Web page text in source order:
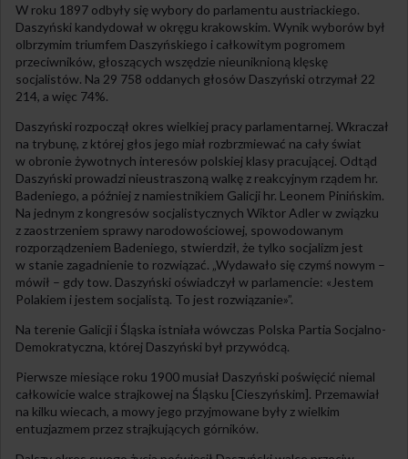
W roku 1897 odbyły się wybory do parlamentu austriackiego.
Daszyński kandydował w okręgu krakowskim. Wynik wyborów był
olbrzymim triumfem Daszyńskiego i całkowitym pogromem
przeciwników, głoszących wszędzie nieuniknioną klęskę
socjalistów. Na 29 758 oddanych głosów Daszyński otrzymał 22
214, a więc 74%.
Daszyński rozpoczął okres wielkiej pracy parlamentarnej. Wkraczał
na trybunę, z której głos jego miał rozbrzmiewać na cały świat
w obronie żywotnych interesów polskiej klasy pracującej. Odtąd
Daszyński prowadzi nieustraszoną walkę z reakcyjnym rządem hr.
Badeniego, a później z namiestnikiem Galicji hr. Leonem Pinińskim.
Na jednym z kongresów socjalistycznych Wiktor Adler w związku
z zaostrzeniem sprawy narodowościowej, spowodowanym
rozporządzeniem Badeniego, stwierdził, że tylko socjalizm jest
w stanie zagadnienie to rozwiązać. „Wydawało się czymś nowym –
mówił – gdy tow. Daszyński oświadczył w parlamencie: «Jestem
Polakiem i jestem socjalistą. To jest rozwiązanie»”.
Na terenie Galicji i Śląska istniała wówczas Polska Partia Socjalno-
Demokratyczna, której Daszyński był przywódcą.
Pierwsze miesiące roku 1900 musiał Daszyński poświęcić niemal
całkowicie walce strajkowej na Śląsku [Cieszyńskim]. Przemawiał
na kilku wiecach, a mowy jego przyjmowane były z wielkim
entuzjazmem przez strajkujących górników.